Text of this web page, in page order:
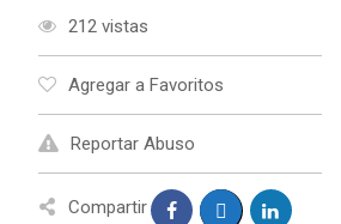
212 vistas
Agregar a Favoritos
Reportar Abuso
Compartir